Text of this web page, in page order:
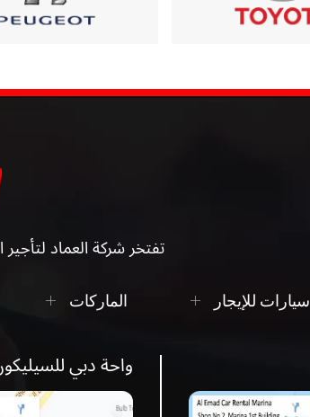
تفتخر شركة العماد
سيارات للإيجار الماركات
واحة دبي